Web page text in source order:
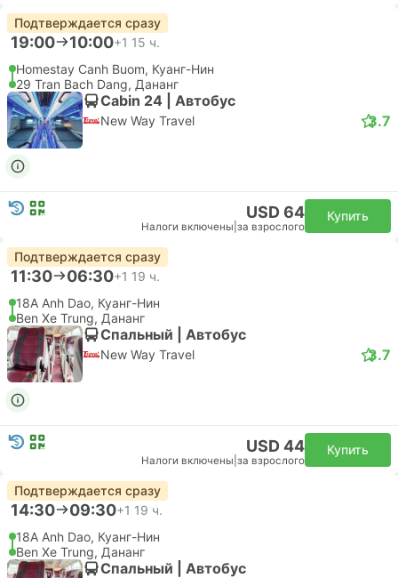
Подтверждается сразу
19:00 10:00+1 15 ч.
Homestay Canh Buom, Куанг-Нин
29 Tran Bach Dang, Дананг
Cabin 24 | Автобус
New Way Travel 3.7
USD 64
Налоги включены за взрослого
Купить
Подтверждается сразу
11:30 06:30+1 19 ч.
18A Anh Dao, Куанг-Нин
Ben Xe Trung, Дананг
Спальный | Автобус
New Way Travel 3.7
USD 44
Налоги включены за взрослого
Купить
Подтверждается сразу
14:30 09:30+1 19 ч.
18A Anh Dao, Куанг-Нин
Ben Xe Trung, Дананг
Спальный | Автобус